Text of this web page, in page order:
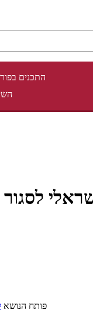
התכנים
פותח הנושא